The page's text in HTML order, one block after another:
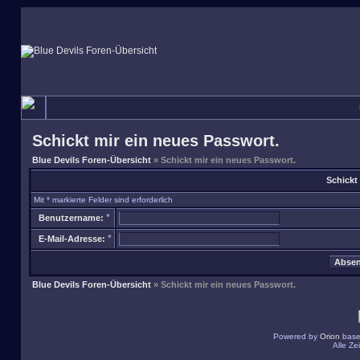
Schickt mir ein neues Passwort.
Blue Devils Foren-Übersicht » Schickt mir ein neues Passwort.
Schickt
Mit * markierte Felder sind erforderlich
Benutzername: *
E-Mail-Adresse: *
Blue Devils Foren-Übersicht » Schickt mir ein neues Passwort.
Powered by Orion
Alle